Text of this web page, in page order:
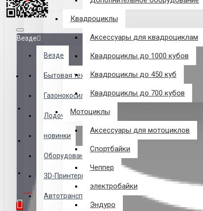
Везде
Везде
Бытовая техника
Газонокосилки
Лодочные Моторы
новинки
Оборудование
3D-Принтеры
Автотранспорт
Филиалы
Закладки
0 товар(ов) - 0 р.
Квадроциклы
Аксессуары для квадроциклам
Квадроциклы до 1000 кубов
Квадроциклы до 450 куб
Квадроциклы до 700 кубов
Мотоциклы
Аксессуары для мотоциклов
Спортбайки
Чеппер
электробайки
Эндуро